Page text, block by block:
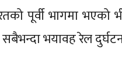
पूर्वी भागमा भएको
भयावह रेल